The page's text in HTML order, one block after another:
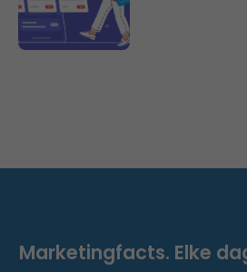
Marketingfacts. Elke